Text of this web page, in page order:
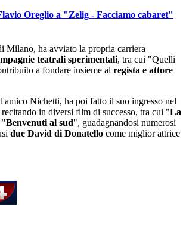
Oreglio a "Zelig - Facciamo cabaret"
Milano, ha avviato la propria carriera
teatrali sperimentali, tra cui "Quelli
a fondare insieme al regista e attore
Nichetti, ha poi fatto il suo ingresso nel
recitando in diversi film di successo, tra cui "La
al sud", guadagnandosi numerosi
due David di Donatello come miglior attrice